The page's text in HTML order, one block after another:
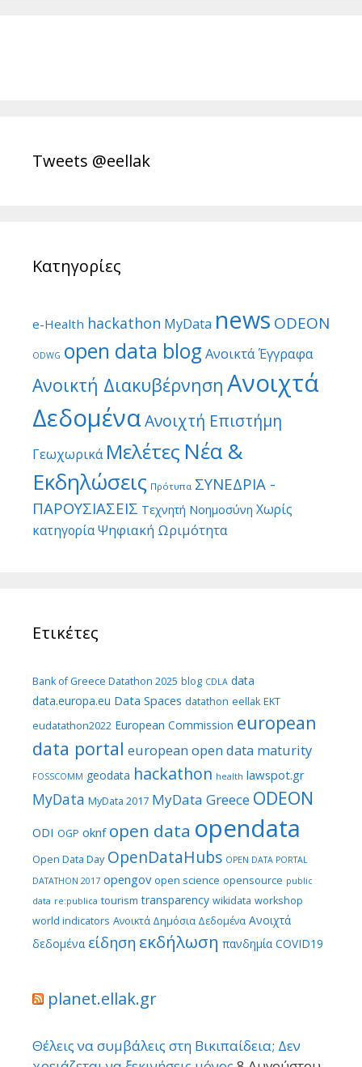
Tweets @eellak
Κατηγορίες
e-Health hackathon MyData news ODEON
ODWG open data blog Ανοικτά Έγγραφα
Ανοικτή Διακυβέρνηση Ανοιχτά
ΔεδομέναΑνοιχτή Επιστήμη
Γεωχωρικά Μελέτες Νέα &
Εκδηλώσεις Πρότυπα ΣΥΝΕΔΡΙΑ -
ΠΑΡΟΥΣΙΑΣΕΙΣ Τεχνητή Νοημοσύνη Χωρίς
κατηγορίαΨηφιακή Ωριμότητα
Ετικέτες
Bank of Greece Datathon 2025 blog CDLA data
data.europa.eu Data Spaces datathon eellak EKT
eudatathon2022 European Commission european
data portal european open data maturity
FOSSCOMM geodata hackathon health lawspot.gr
MyData MyData 2017 MyData Greece ODEON
ODI OGP oknf open data opendata
Open Data Day OpenDataHubs OPEN DATA PORTAL
DATATHON 2017 opengov open science opensource public
data re:publica tourism transparency wikidata workshop
world indicators Ανοικτά Δημόσια Δεδομένα Ανοιχτά
δεδομένα είδηση εκδήλωση πανδημία COVID19
planet.ellak.gr
Θέλεις να συμβάλεις στη Βικιπαίδεια; Δεν